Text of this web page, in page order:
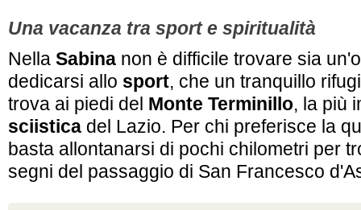
Una vacanza tra sport e spiritualità
Nella Sabina non è difficile trovare sia
dedicarsi allo sport, che un tranquillo
trova ai piedi del Monte Terminillo, la più
sciistica del Lazio. Per chi preferisce la
basta allontanarsi di pochi chilometri per
segni del passaggio di San Francesco